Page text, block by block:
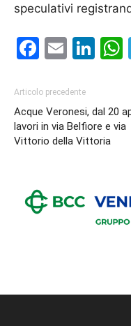
speculativi
Email
Articolo precedente
Acque Veronesi, dal 20
lavori in via Belfiore e via
Vittorio della Vittoria